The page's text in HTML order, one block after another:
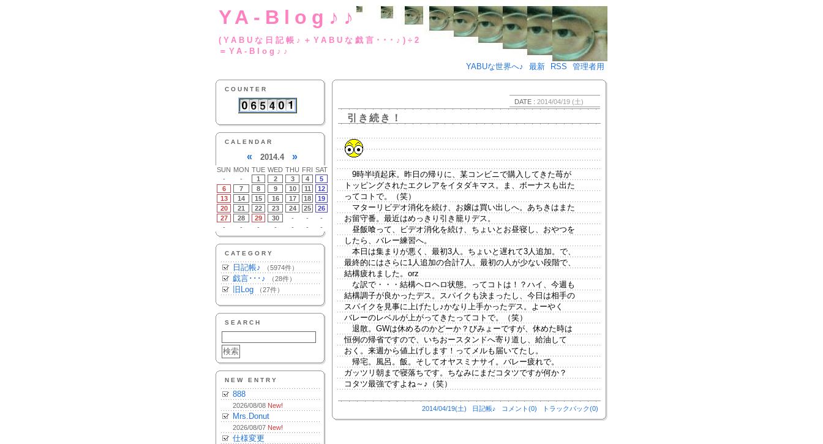
YA-Blog♪♪
(YABUな日記帳♪＋YABUな戯言･･･♪)÷2
＝YA-Blog♪♪
YABUな世界へ♪
最新 RSS 管理者用
COUNTER
CALENDAR
« 2014.4 »
SUN MON TUE WED THU FRI SAT
-
- 1 2 3 4
5
6
7 8 9 10 11
12
13
14 15 16 17 18
19
20
21 22 23 24 25
26
27
28 29 30 - -
-
-
- - - - - -
CATEGORY
日記帳♪ （5974件）
戯言･･･♪ （28件）
旧Log （27件）
SEARCH
NEW ENTRY
888
2026/08/08 New!
Mrs.Donut
2026/08/07 New!
仕様変更
DATE : 2014/04/19 (土)
引き続き！
9時半頃起床。昨日の帰りに、某コンビニで購入してきた苺が
トッピングされたエクレアをイタダキマス。ま、ボーナスも出た
ってコトで。（笑）
マターリビデオ消化を続け、お嬢は買い出しへ。あちきはまた
お留守番。最近はめっきり引き籠りデス。
昼飯喰って、ビデオ消化を続け、ちょいとお昼寝し、おやつを
したら、バレー練習へ。
本日は集まりが悪く、最初3人。ちょいと遅れて3人追加。で、
最終的にはさらに1人追加の合計7人。最初の人が少ない段階で、
結構疲れました。orz
な訳で・・・結構ヘロヘロ状態。ってコトは！？ハイ、今週も
結構調子が良かったデス。スパイクも決まったし、今日は相手の
スパイクを見事に上げたし♪かなり上手かったデス。よーやく
バレーのレベルが上がってきたってコトで。（笑）
退散。GWは休めるのかどーか？びみょーですが、休めた時は
恒例の帰省ですので、いちおースタンドへ寄り道し、給油して
おく。来週から値上げします！ってメルも届いてたし。
帰宅。風呂。飯。そしてオヤスミナサイ。バレー疲れで。
ガッツリ朝まで寝落ちです。ちなみにまだコタツですが何か？
コタツ最強ですよね～♪（笑）
2014/04/19(土) 日記帳♪ コメント(0) トラックバック(0)